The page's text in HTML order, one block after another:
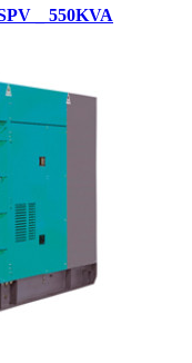
_ 550KVA